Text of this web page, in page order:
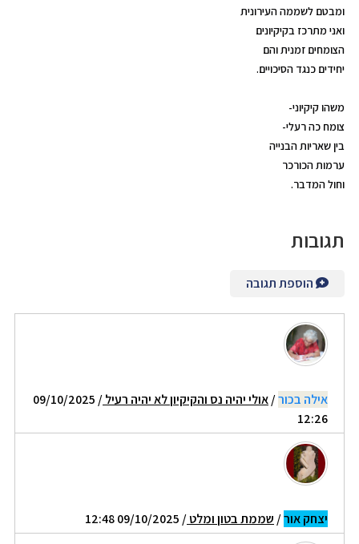
ומבטם לשממה העירונית
ואני מתרכז בקיקיונים
הצומחים זמנית והם
יחידים כנגד הסיכויים.
משהו קיקיוני-
צומח כה רעלי-
בין שאריות הבנייה
ערמות הכורכר
וחול המדבר.
תגובות
הוספת תגובה
אילה בכור/אולי יהיה נס והקיקיון לא יהיה רעיל
/ 09/10/2025
12:26
יצחק אור/ שממת בטון ומלט/ 09/10/2025 12:48